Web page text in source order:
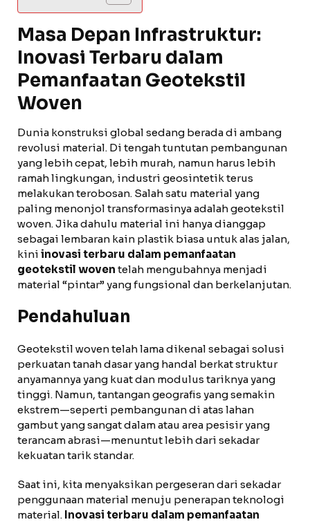
Masa Depan Infrastruktur:
Inovasi Terbaru dalam
Pemanfaatan Geotekstil
Woven
Dunia konstruksi global sedang berada di ambang
revolusi material. Di tengah tuntutan pembangunan
yang lebih cepat, lebih murah, namun harus lebih
ramah lingkungan, industri geosintetik terus
melakukan terobosan. Salah satu material yang
paling menonjol transformasinya adalah geotekstil
woven. Jika dahulu material ini hanya dianggap
sebagai lembaran kain plastik biasa untuk alas jalan,
kini inovasi terbaru dalam pemanfaatan
geotekstil woven telah mengubahnya menjadi
material “pintar” yang fungsional dan berkelanjutan.
Pendahuluan
Geotekstil woven telah lama dikenal sebagai solusi
perkuatan tanah dasar yang handal berkat struktur
anyamannya yang kuat dan modulus tariknya yang
tinggi. Namun, tantangan geografis yang semakin
ekstrem—seperti pembangunan di atas lahan
gambut yang sangat dalam atau area pesisir yang
terancam abrasi—menuntut lebih dari sekadar
kekuatan tarik standar.
Saat ini, kita menyaksikan pergeseran dari sekadar
penggunaan material menuju penerapan teknologi
material. Inovasi terbaru dalam pemanfaatan